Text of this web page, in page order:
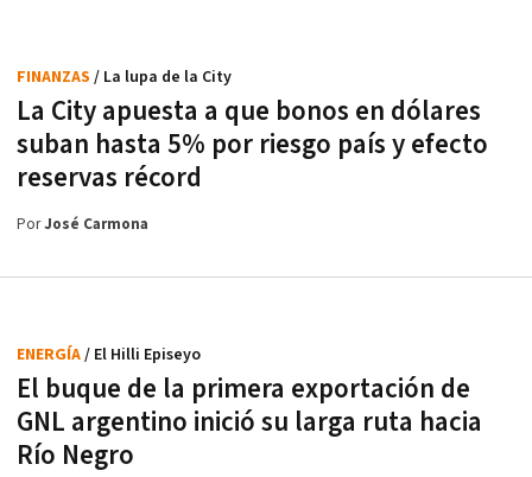
La City apuesta a que bonos en dólares
suban hasta 5% por riesgo país y efecto
reservas récord
FINANZAS / La lupa de la City
PorJosé Carmona
El buque de la primera exportación de
GNL argentino inició su larga ruta hacia
Río Negro
ENERGÍA/ El Hilli Episeyo